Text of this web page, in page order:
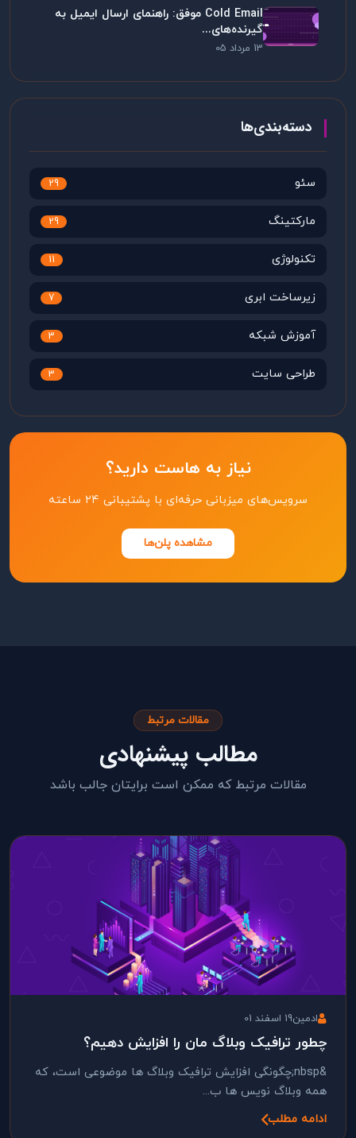
Cold Email موفق: راهنمای ارسال ایمیل به
گیرنده‌های...
13 مرداد 05
دسته‌بندی‌ها
سئو 29
مارکتینگ 29
تکنولوژی 11
زیرساخت ابری 7
آموزش شبکه 3
طراحی سایت 3
نیاز به هاست دارید؟
سرویس‌های میزبانی حرفه‌ای با پشتیبانی ۲۴ ساعته
مشاهده پلن‌ها
مقالات مرتبط
مطالب پیشنهادی
مقالات مرتبط که ممکن است برایتان جالب باشد
ادمین19 اسفند 01
چطور ترافیک وبلاگ مان را افزایش دهیم؟
&nbsp;چگونگی افزایش ترافیک وبلاگ ها موضوعی است، که
همه وبلاگ نویس ها ب...
ادامه مطلب